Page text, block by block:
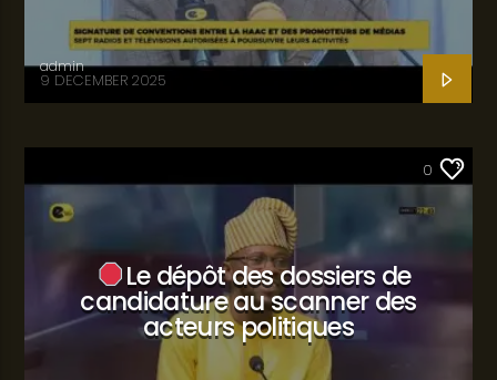
admin
9 DECEMBER 2025
0
Le dépôt des dossiers de
candidature au scanner des
acteurs politiques